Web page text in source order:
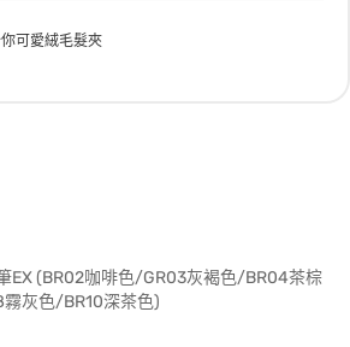
可愛絨毛髮夾
EX (BR02咖啡色/GR03灰褐色/BR04茶棕
灰色/BR10深茶色)